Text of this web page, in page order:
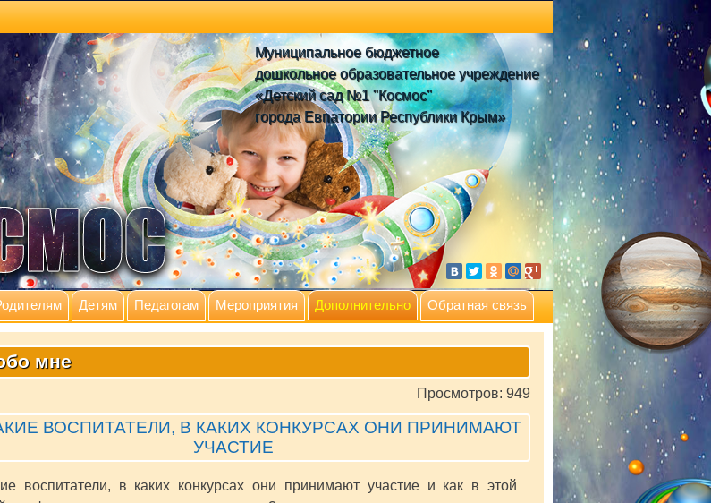
Муниципальное бюджетное
дошкольное образовательное учреждение
«Детский сад №1 "Космос"
города Евпатории Республики Крым»
Детям Педагогам Мероприятия Дополнительно Обратная связь
мне
Просмотров: 949
ВОСПИТАТЕЛИ, В КАКИХ КОНКУРСАХ ОНИ ПРИНИМАЮТ
УЧАСТИЕ
воспитатели, в каких конкурсах они принимают участие и как в этой